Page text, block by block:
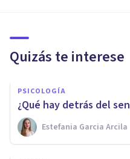
Quizás te interese
PSICOLOGÍA
¿Qué hay detrás del
Estefania Garcia Arcila